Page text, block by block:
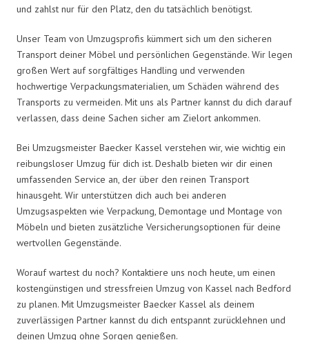
und zahlst nur für den Platz, den du tatsächlich benötigst.
Unser Team von Umzugsprofis kümmert sich um den sicheren
Transport deiner Möbel und persönlichen Gegenstände. Wir legen
großen Wert auf sorgfältiges Handling und verwenden
hochwertige Verpackungsmaterialien, um Schäden während des
Transports zu vermeiden. Mit uns als Partner kannst du dich darauf
verlassen, dass deine Sachen sicher am Zielort ankommen.
Bei Umzugsmeister Baecker Kassel verstehen wir, wie wichtig ein
reibungsloser Umzug für dich ist. Deshalb bieten wir dir einen
umfassenden Service an, der über den reinen Transport
hinausgeht. Wir unterstützen dich auch bei anderen
Umzugsaspekten wie Verpackung, Demontage und Montage von
Möbeln und bieten zusätzliche Versicherungsoptionen für deine
wertvollen Gegenstände.
Worauf wartest du noch? Kontaktiere uns noch heute, um einen
kostengünstigen und stressfreien Umzug von Kassel nach Bedford
zu planen. Mit Umzugsmeister Baecker Kassel als deinem
zuverlässigen Partner kannst du dich entspannt zurücklehnen und
deinen Umzug ohne Sorgen genießen.